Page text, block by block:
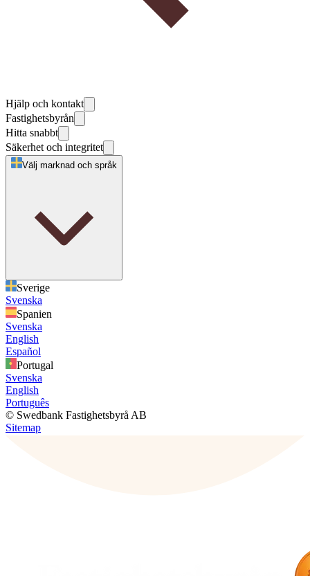
Hjälp och kontakt
Fastighetsbyrån
Hitta snabbt
Säkerhet och integritet
Välj marknad och språk
Sverige
Svenska
Spanien
Svenska
English
Español
Portugal
Svenska
English
Português
© Swedbank Fastighetsbyrå AB
Sitemap